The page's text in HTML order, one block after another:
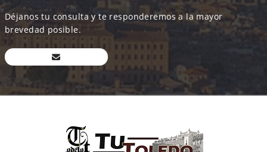
Déjanos tu consulta y te responderemos a la mayor
brevedad posible.